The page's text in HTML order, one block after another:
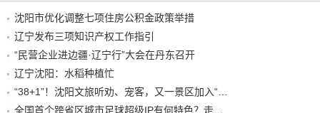
沈阳市优化调整七项住房公积金政策举措
辽宁发布三项知识产权工作指引
“民营企业进边疆·辽宁行”大会在丹东召开
辽宁沈阳：水稻种植忙